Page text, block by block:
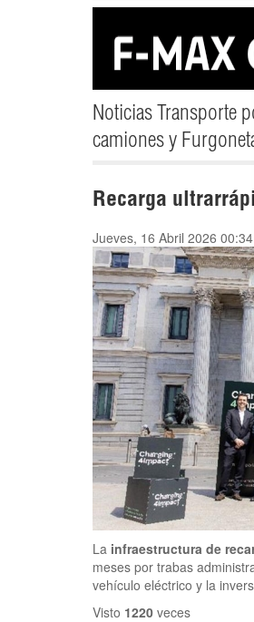
Noticias Transporte
camiones y
Recarga
Jueves, 16 Abril 2026 00:34
La infraestructura de
meses por trabas
vehículo eléctrico y la
Visto 1220 veces